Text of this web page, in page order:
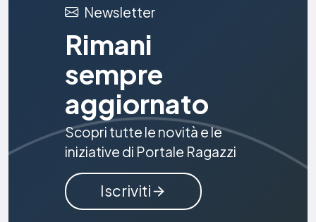
Newsletter
Rimani
sempre
aggiornato
Scopri tutte le novità e le
iniziative di Portale Ragazzi
Iscriviti